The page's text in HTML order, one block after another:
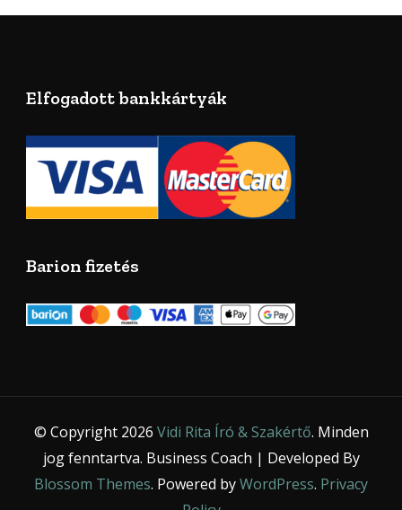
Elfogadott bankkártyák
Barion fizetés
© Copyright 2026 Vidi Rita Író & Szakértő. Minden
jog fenntartva. Business Coach | Developed By
Blossom Themes. Powered byWordPress. Privacy